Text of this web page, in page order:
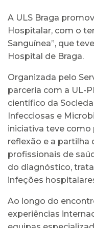
A ULS Braga
Hospitalar, com o
Sanguínea”, que
Hospital de Braga.
Organizada pelo
parceria com a UL-
científico da
Infecciosas e
iniciativa teve
reflexão e a partilha
profissionais de
do diagnóstico,
infeções
Ao longo do
experiências